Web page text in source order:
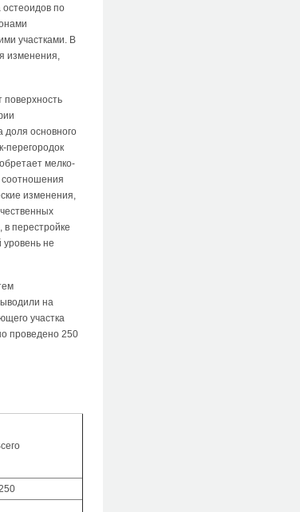
остеоидов по
участками. В
изменения,
основного
перегородок
мелко-
соотношения
изменения,
в перестройке
не
на
участка
проведено 250